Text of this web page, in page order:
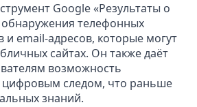
Google «Результаты о
обнаружения телефонных
и email-адресов, которые могут
сайтах. Он также даёт
возможность
цифровым следом, что раньше
знаний.